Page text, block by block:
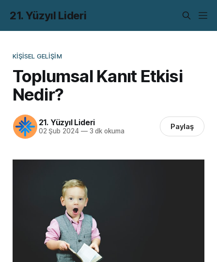
21. Yüzyıl Lideri
KIŞISEL GELIŞIM
Toplumsal Kanıt Etkisi
Nedir?
21. Yüzyıl Lideri
02 Şub 2024 —3 dk okuma Paylaş